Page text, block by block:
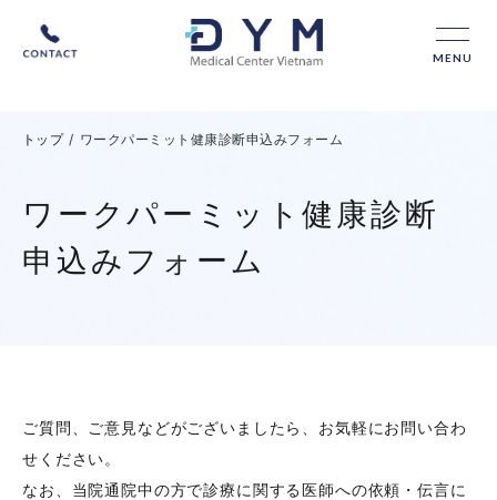
MENU
トップ / ワークパーミット健康診断申込みフォーム
ワークパーミット健康診断
申込みフォーム
ご質問、ご意見などがございましたら、お気軽にお問い合わ
せください。
なお、当院通院中の方で診療に関する医師への依頼・伝言に